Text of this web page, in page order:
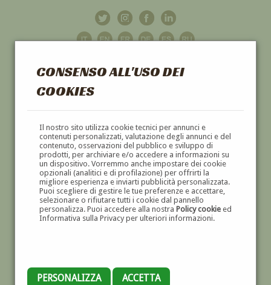
CONSENSO ALL'USO DEI
COOKIES
Il nostro sito utilizza cookie tecnici per annunci e
contenuti personalizzati, valutazione degli annunci e del
contenuto, osservazioni del pubblico e sviluppo di
prodotti, per archiviare e/o accedere a informazioni su
un dispositivo. Vorremmo anche impostare dei cookie
opzionali (analitici e di profilazione) per offrirti la
migliore esperienza e inviarti pubblicità personalizzata.
Puoi scegliere di gestire le tue preferenze e accettare,
selezionare o rifiutare tutti i cookie dal pannello
personalizza. Puoi accedere alla nostra Policy cookieed
Informativa sulla Privacy per ulteriori informazioni.
PERSONALIZZA ACCETTA
GALLERIAD'ARTE
DIPINTI E SCULTURE '800 E '900